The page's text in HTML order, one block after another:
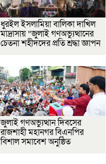
ধুরইল ইসলামিয়া বালিকা দাখিল
মাদ্রাসায় “জুলাই গণঅভ্যুত্থানের
চেতনা শহীদদের প্রতি শ্রদ্ধা জ্ঞাপন
জুলাই গণঅভ্যুত্থান দিবসের
রাজশাহী মহানগর বিএনপির
বিশাল সমাবেশ অনুষ্ঠিত